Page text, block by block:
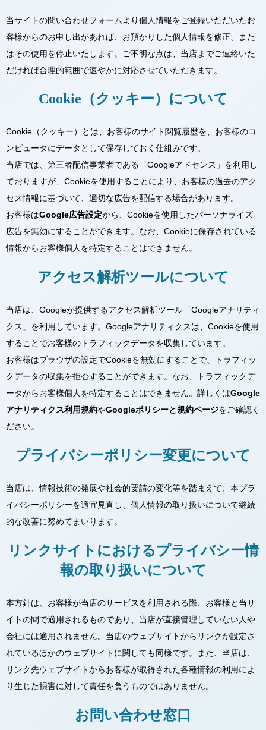
当サイトの問い合わせフォームより個人情報をご登録いただいたお
客様からのお申し出があれば、お預かりした個人情報を修正、また
はその使用を停止いたします。ご不明な点は、当店までご連絡いた
だければ合理的範囲で速やかに対応させていただきます。
Cookie（クッキー）について
Cookie（クッキー）とは、お客様のサイト閲覧履歴を、お客様のコ
ンピュータにデータとして保存しておく仕組みです。
当店では、第三者配信事業者である「Googleアドセンス」を利用し
ておりますが、Cookieを使用することにより、お客様の過去のアク
セス情報に基づいて、適切な広告を配信する場合があります。
お客様はGoogle広告設定から、Cookieを使用したパーソナライズ
広告を無効にすることができます。なお、Cookieに保存されている
情報からお客様個人を特定することはできません。
アクセス解析ツールについて
当店は、Googleが提供するアクセス解析ツール「Googleアナリティ
クス」を利用しています。Googleアナリティクスは、Cookieを使用
することでお客様のトラフィックデータを収集しています。
お客様はブラウザの設定でCookieを無効にすることで、トラフィッ
クデータの収集を拒否することができます。なお、トラフィックデ
ータからお客様個人を特定することはできません。詳しくはGoogle
アナリティクス利用規約やGoogleポリシーと規約ページをご確認く
ださい。
プライバシーポリシー変更について
当店は、情報技術の発展や社会的要請の変化等を踏まえて、本プラ
イバシーポリシーを適宜見直し、個人情報の取り扱いについて継続
的な改善に努めてまいります。
リンクサイトにおけるプライバシー情
報の取り扱いについて
本方針は、お客様が当店のサービスを利用される際、お客様と当サ
イトの間で適用されるものであり、当店が直接管理していない人や
会社には適用されません。当店のウェブサイトからリンクが設定さ
れているほかのウェブサイトに関しても同様です。また、当店は、
リンク先ウェブサイトからお客様が取得された各種情報の利用によ
り生じた損害に対して責任を負うものではありません。
お問い合わせ窓口